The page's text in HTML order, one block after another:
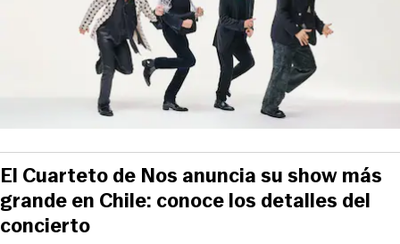
El Cuarteto de Nos anuncia su show más
grande en Chile: conoce los detalles del
concierto